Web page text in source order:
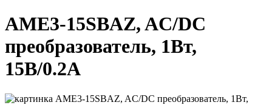
AME3-15SBAZ, AC/DC
преобразователь, 1Вт,
15В/0.2A